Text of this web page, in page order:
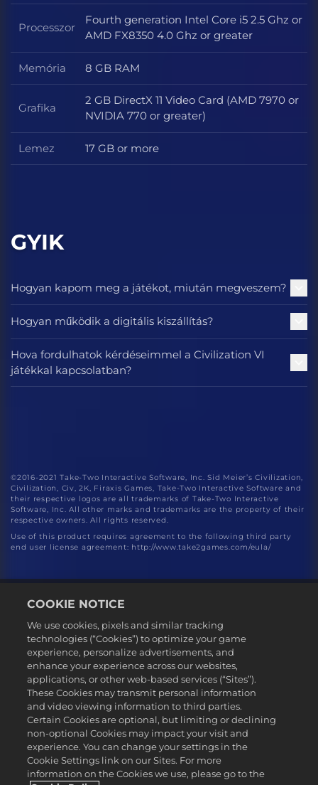
Processzor Processzor
Fourth generation Intel Core i5 2.5 Ghz or
AMD FX8350 4.0 Ghz or greater
Memória Memória
8 GB RAM
Grafika Grafika
2 GB DirectX 11 Video Card (AMD 7970 or
NVIDIA 770 or greater)
Lemez Lemez
17 GB or more
GYIK
Hogyan kapom meg a játékot, miután megveszem?
Hogyan működik a digitális kiszállítás?
Hova fordulhatok kérdéseimmel a Civilization VI
játékkal kapcsolatban?
©2016-2021 Take-Two Interactive Software, Inc. Sid Meier’s Civilization,
Civilization, Civ, 2K, Firaxis Games, Take-Two Interactive Software and
their respective logos are all trademarks of Take-Two Interactive
Software, Inc. All other marks and trademarks are the property of their
respective owners. All rights reserved.
Use of this product requires agreement to the following third party
end user license agreement: http://www.take2games.com/eula/
Jogi dokumentumok
Adatvédelmi elvek
Sütikezelési elvek
Támogatás
Ne adják el és ne osszák meg a személyes adataimat
Order Lookup & Refunds
COOKIE NOTICE
We use cookies, pixels and similar tracking
technologies (“Cookies”) to optimize your game
experience, personalize advertisements, and
enhance your experience across our websites,
applications, or other web-based services (“Sites”).
These Cookies may transmit personal information
and video viewing information to third parties.
Certain Cookies are optional, but limiting or declining
non-optional Cookies may impact your visit and
experience. You can change your settings in the
Cookie Settings link on our Sites. For more
information on the Cookies we use, please go to the